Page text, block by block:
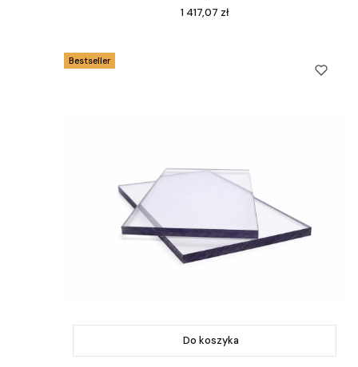
Cena
1 417,07 zł
Bestseller
Do koszyka